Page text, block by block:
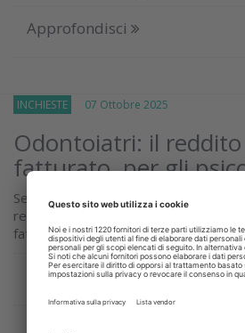
Approfondisci
INCHIESTE 07 Ottobre 2025
Odontoiatri: il
fatturato, per gli
Secondo i dati dell’Osservatorio
reddito tra gli iscritti alle casse
fatturare di più per ottenere quel...
Approfondisci